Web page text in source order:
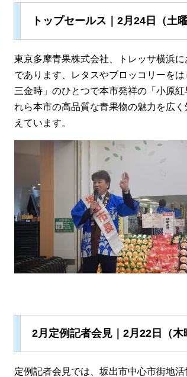
トップセールス｜2月24日（土曜
東京多摩青果株式会社、トレッサ横浜
であります、レタスやブロッコリーを
三金時」のひとつで本市発祥の「小原
れら本市の高品質な青果物の魅力を広
えています。
2月定例記者会見｜2月22日（木
定例記者会見では、坂出市中心市街地